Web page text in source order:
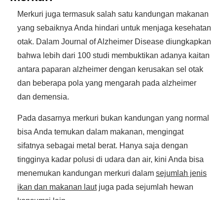
Merkuri juga termasuk salah satu kandungan makanan
yang sebaiknya Anda hindari untuk menjaga kesehatan
otak. Dalam Journal of Alzheimer Disease diungkapkan
bahwa lebih dari 100 studi membuktikan adanya kaitan
antara paparan alzheimer dengan kerusakan sel otak
dan beberapa pola yang mengarah pada alzheimer
dan demensia.
Pada dasarnya merkuri bukan kandungan yang normal
bisa Anda temukan dalam makanan, mengingat
sifatnya sebagai metal berat. Hanya saja dengan
tingginya kadar polusi di udara dan air, kini Anda bisa
menemukan kandungan merkuri dalam sejumlah jenis
ikan dan makanan lautjuga pada sejumlah hewan